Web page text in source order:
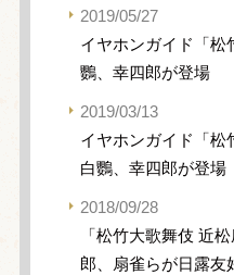
2019/05/27
イヤホンガイド「松
鸚、幸四郎が登場
2019/03/13
イヤホンガイド「松
白鸚、幸四郎が登場
2018/09/28
「松竹大歌舞伎 近
郎、扇雀らが日露友